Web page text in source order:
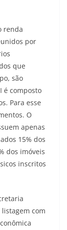
renda
por
que
são
é composto
Para esse
O
apenas
15% dos
dos imóveis
inscritos
com